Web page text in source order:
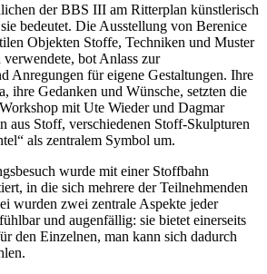
der BBS III am Ritterplan künstlerisch
bedeutet. Die Ausstellung von Berenice
Objekten Stoffe, Techniken und Muster
bot Anlass zur
Anregungen für eigene Gestaltungen. Ihre
ihre Gedanken und Wünsche, setzten die
mit Ute Wieder und Dagmar
aus Stoff, verschiedenen Stoff-Skulpturen
als zentralem Symbol um.
wurde mit einer Stoffbahn
in die sich mehrere der Teilnehmenden
wurden zwei zentrale Aspekte jeder
und augenfällig: sie bietet einerseits
den Einzelnen, man kann sich dadurch